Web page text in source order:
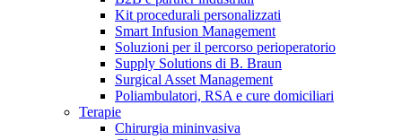
Kit procedurali personalizzati
Smart Infusion Management
Soluzioni per il percorso perioperatorio
Supply Solutions di B. Braun
Surgical Asset Management
Poliambulatori, RSA e cure domiciliari
Terapie
Chirurgia mininvasiva